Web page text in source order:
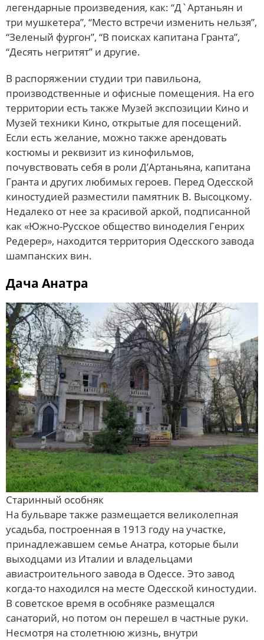
легендарные произведения, как: “Д`Артаньян и
три мушкетера”, “Место встречи изменить нельзя”,
“Зеленый фургон”, “В поисках капитана Гранта”,
“Десять негритят” и другие.
В распоряжении студии три павильона,
производственные и офисные помещения. На его
территории есть также Музей экспозиции Кино и
Музей техники Кино, открытые для посещений.
Если есть желание, можно также арендовать
костюмы и реквизит из кинофильмов,
почувствовать себя в роли Д’Артаньяна, капитана
Гранта и других любимых героев. Перед Одесской
киностудией разместили памятник В. Высоцкому.
Недалеко от нее за красивой аркой, подписанной
как «Южно-Русское общество виноделия Генрих
Редерер», находится территория Одесского завода
шампанских вин.
Дача Анатра
Старинный особняк
На бульваре также размещается великолепная
усадьба, построенная в 1913 году на участке,
принадлежавшем семье Анатра, которые были
выходцами из Италии и владельцами
авиастроительного завода в Одессе. Это завод
когда-то находился на месте Одесской киностудии.
В советское время в особняке размещался
санаторий, но потом он перешел в частные руки.
Несмотря на столетнюю жизнь, внутри